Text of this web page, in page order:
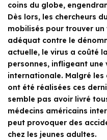
coins du globe,
Dès lors, les chercheurs
mobilisés pour trouver
adéquat contre le
actuelle, le virus a coûté
personnes, infligeant une
internationale. Malgré
ont été réalisées ces
semble pas avoir livré
médecins américains
peut provoquer des
chez les jeunes adultes.